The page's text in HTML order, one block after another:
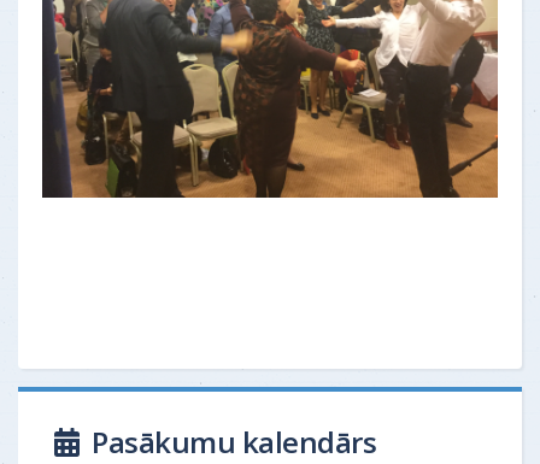
Pasākumu kalendārs